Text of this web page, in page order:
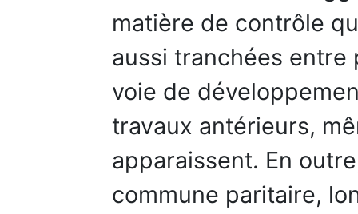
matière de contrôle
aussi tranchées entre
voie de
travaux antérieurs,
apparaissent. En
commune paritaire,